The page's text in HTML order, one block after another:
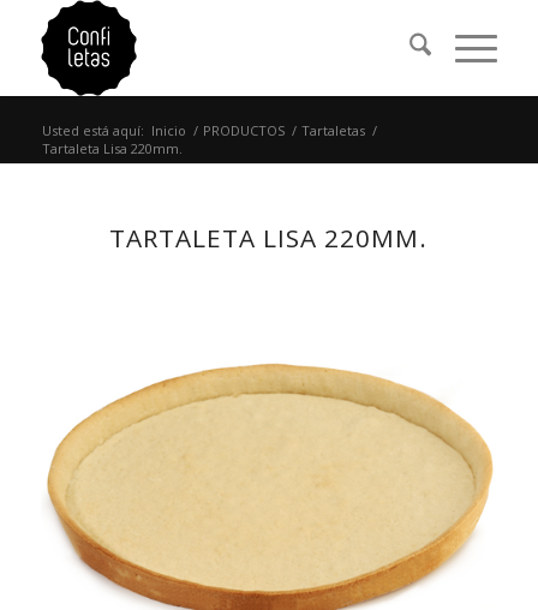
Usted está aquí: Inicio / PRODUCTOS / Tartaletas /
Tartaleta Lisa 220mm.
TARTALETA LISA 220MM.